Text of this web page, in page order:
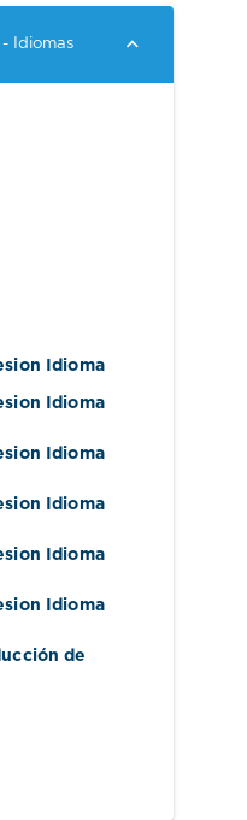
Idiomas
Idioma
Idioma
Idioma
Idioma
Idioma
Idioma
de